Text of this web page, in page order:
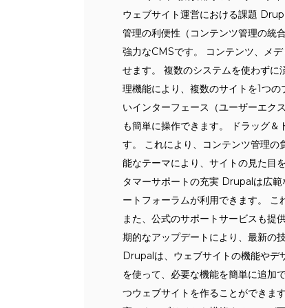
ウェブサイト運営における課題
管理の利便性（コンテンツ管理の統
強力なCMSです。 コンテンツ、メ
せます。 複数のシステムを使わずに
理機能により、複数のサイトを1つ
いインターフェース（ユーザーエク
も簡単に操作できます。 ドラッグ
す。 これにより、コンテンツ管理
能なテーマにより、サイトの見た目
タマーサポートの充実 Drupalは広
ートフォーラムが利用できます。 こ
また、公式のサポートサービスも提
期的なアップデートにより、最新の
Drupalは、ウェブサイトの機能やデ
を使って、必要な機能を簡単に追加
つウェブサイトを作ることができま